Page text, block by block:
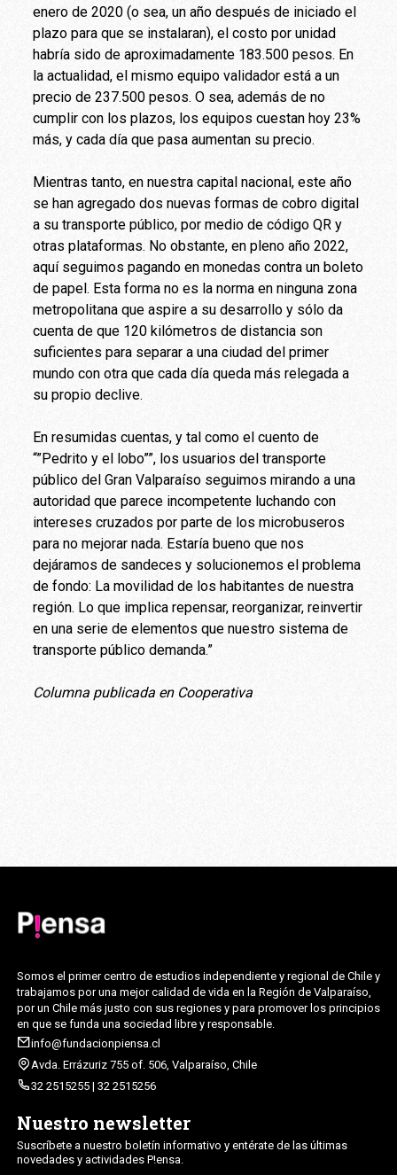
enero de 2020 (o sea, un año después de iniciado el
plazo para que se instalaran), el costo por unidad
habría sido de aproximadamente 183.500 pesos. En
la actualidad, el mismo equipo validador está a un
precio de 237.500 pesos. O sea, además de no
cumplir con los plazos, los equipos cuestan hoy 23%
más, y cada día que pasa aumentan su precio.
Mientras tanto, en nuestra capital nacional, este año
se han agregado dos nuevas formas de cobro digital
a su transporte público, por medio de código QR y
otras plataformas. No obstante, en pleno año 2022,
aquí seguimos pagando en monedas contra un boleto
de papel. Esta forma no es la norma en ninguna zona
metropolitana que aspire a su desarrollo y sólo da
cuenta de que 120 kilómetros de distancia son
suficientes para separar a una ciudad del primer
mundo con otra que cada día queda más relegada a
su propio declive.
En resumidas cuentas, y tal como el cuento de
“”Pedrito y el lobo””, los usuarios del transporte
público del Gran Valparaíso seguimos mirando a una
autoridad que parece incompetente luchando con
intereses cruzados por parte de los microbuseros
para no mejorar nada. Estaría bueno que nos
dejáramos de sandeces y solucionemos el problema
de fondo: La movilidad de los habitantes de nuestra
región. Lo que implica repensar, reorganizar, reinvertir
en una serie de elementos que nuestro sistema de
transporte público demanda.”
Columna publicada en Cooperativa
Somos el primer centro de estudios independiente y regional de Chile y
trabajamos por una mejor calidad de vida en la Región de Valparaíso,
por un Chile más justo con sus regiones y para promover los principios
en que se funda una sociedad libre y responsable.
info@fundacionpiensa.cl
Avda. Errázuriz 755 of. 506, Valparaíso, Chile
32 2515255 | 32 2515256
Nuestro newsletter
Suscríbete a nuestro boletín informativo y entérate de las últimas
novedades y actividades P!ensa.